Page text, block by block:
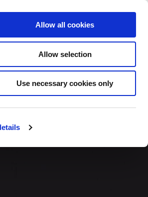
Allow all cookies
Allow selection
Use necessary cookies only